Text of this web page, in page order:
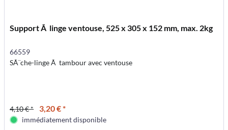
Support Ã linge ventouse, 525 x 305 x 152 mm, max. 2kg
66559
SÃ¨che-linge Ã tambour avec ventouse
4,10 € * 3,20 € *
immédiatement disponible